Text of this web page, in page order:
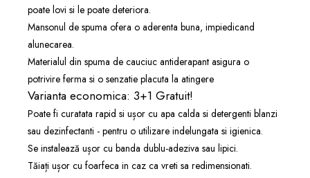
poate lovi si le poate deteriora.
Mansonul de spuma ofera o aderenta buna, impiedicand
alunecarea.
Materialul din spuma de cauciuc antiderapant asigura o
potrivire ferma si o senzatie placuta la atingere
Varianta economica: 3+1 Gratuit!
Poate fi curatata rapid si ușor cu apa calda si detergenti blanzi
sau dezinfectanti - pentru o utilizare indelungata si igienica.
Se instalează ușor cu banda dublu-adeziva sau lipici.
Tăiați ușor cu foarfeca in caz ca vreti sa redimensionati.